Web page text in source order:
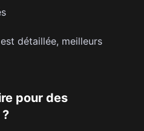
détaillée, meilleurs
pour des